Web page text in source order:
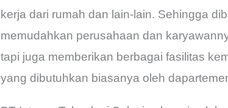
kerja dari rumah dan lain-lain. Sehingga
memudahkan perusahaan dan
tapi juga memberikan berbagai fasilitas
yang dibutuhkan biasanya oleh